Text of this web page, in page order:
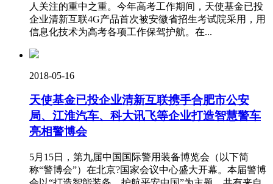
人关注的重中之重。今年高考工作期间，天使基金已投
企业清新互联4G产品首次被安徽省招生考试院采用，用
信息化技术为高考各项工作保驾护航。在...
2018-05-16
天使基金已投企业清新互联携手合肥市公安
局、江淮汽车、科大讯飞等企业打造智慧警车
亮相警博会
5月15日，第九届中国国际警用装备博览会（以下简
称“警博会”）在北京?国家会议中心盛大开幕。本届警博